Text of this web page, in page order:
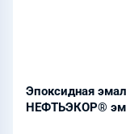
Эпоксидная
НЕФТЬЭКОР®